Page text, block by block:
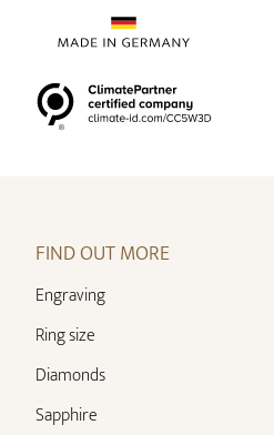
FIND OUT MORE
Engraving
Ring size
Diamonds
Sapphire